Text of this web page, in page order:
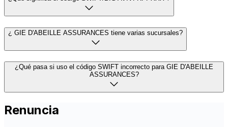
¿ GIE D'ABEILLE ASSURANCES tiene varias sucursales?
¿Qué pasa si uso el código SWIFT incorrecto para GIE D'ABEILLE
ASSURANCES?
Renuncia